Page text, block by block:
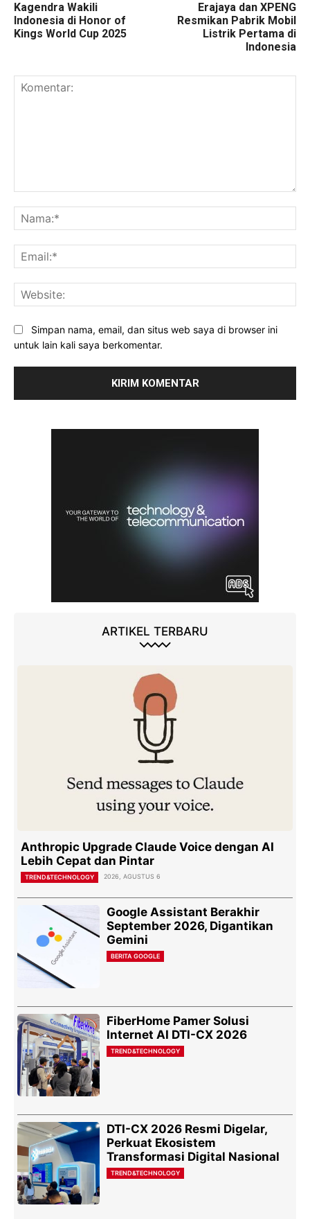
Kagendra Wakili
Indonesia di Honor of
Kings World Cup 2025
Erajaya dan XPENG
Resmikan Pabrik Mobil
Listrik Pertama di
Indonesia
Simpan nama, email, dan situs web saya di browser ini
untuk lain kali saya berkomentar.
ARTIKEL TERBARU
Anthropic Upgrade Claude Voice dengan AI
Lebih Cepat dan Pintar
TREND&TECHNOLOGY 2026, AGUSTUS 6
Google Assistant Berakhir
September 2026, Digantikan
Gemini
BERITA GOOGLE
FiberHome Pamer Solusi
Internet AI DTI-CX 2026
TREND&TECHNOLOGY
DTI-CX 2026 Resmi Digelar,
Perkuat Ekosistem
Transformasi Digital Nasional
TREND&TECHNOLOGY